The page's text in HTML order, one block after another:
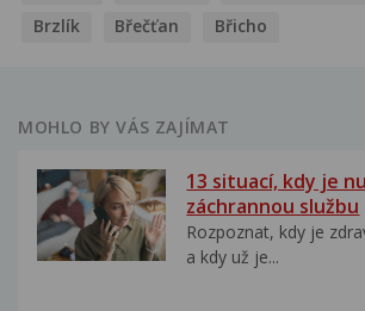
Brzlík
Břečťan Břicho
MOHLO BY VÁS ZAJÍMAT
13 situací, kdy je
záchrannou službu
Rozpoznat, kdy je
a kdy už je...